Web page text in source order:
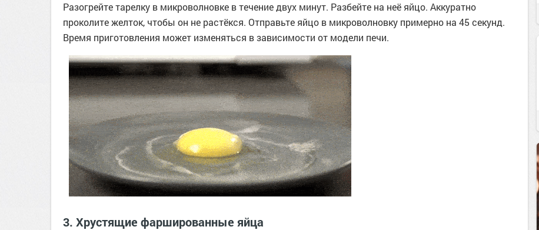
Разогрейте тарелку в микроволновке в течение двух минут. Разбейте на неё яйцо. Аккуратно
проколите желток, чтобы он не растёкся. Отправьте яйцо в микроволновку примерно на 45 секунд.
Время приготовления может изменяться в зависимости от модели печи.
3. Хрустящие фаршированные яйца